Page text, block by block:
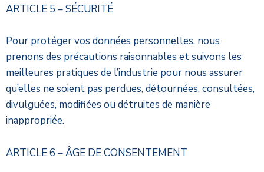
ARTICLE 5 – SÉCURITÉ
Pour protéger vos données personnelles, nous
prenons des précautions raisonnables et suivons les
meilleures pratiques de l’industrie pour nous assurer
qu’elles ne soient pas perdues, détournées, consultées,
divulguées, modifiées ou détruites de manière
inappropriée.
ARTICLE 6 – ÂGE DE CONSENTEMENT